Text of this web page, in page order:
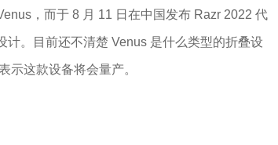
，而于 8 月 11 日在中国发布 Razr 2022 代
。目前还不清楚 Venus 是什么类型的折叠设
示这款设备将会量产。